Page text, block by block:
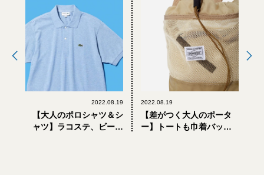
2022.08.19
【大人のポロシャツ＆シ
ャツ】ラコステ、ビーム
2022.08.19
【差がつく大人のポータ
ー】トートも巾着バッグ